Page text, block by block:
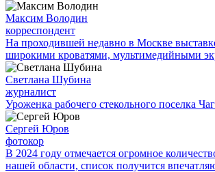
Максим Володин
корреспондент
На проходившей недавно в Мос­кве
широкими кроватями, мультимедийными
Светлана Шубина
журналист
Уроженка рабочего стекольного поселка
Сергей Юров
фотокор
В 2024 году отмечается огромное
нашей области, список получится